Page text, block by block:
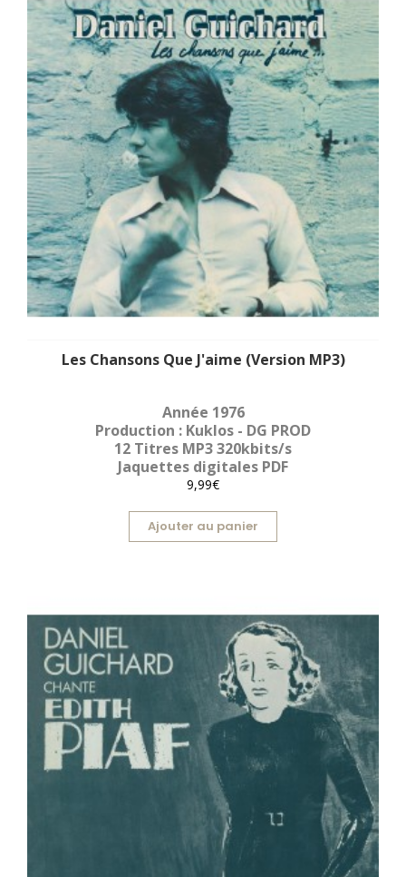
Les Chansons Que J'aime (Version MP3)
Année 1976
Production : Kuklos - DG PROD
12 Titres MP3 320kbits/s
Jaquettes digitales PDF
9,99€
Ajouter au panier